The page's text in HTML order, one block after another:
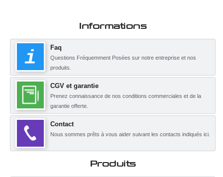
Informations
Faq
Questions Fréquemment Posées sur notre entreprise et nos
produits.
CGV et garantie
Prenez connaissance de nos conditions commerciales et de la
garantie offerte.
Contact
Nous sommes prêts à vous aider suivant les contacts indiqués ici.
Produits